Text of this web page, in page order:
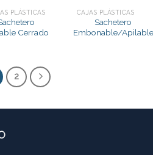
PLÁSTICAS
Cerrado
CAJAS PLÁSTICAS
Sachetero
Embonable/Apilable
2